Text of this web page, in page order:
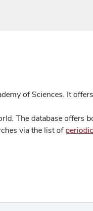
of Sciences. It
The database offers
via the list of